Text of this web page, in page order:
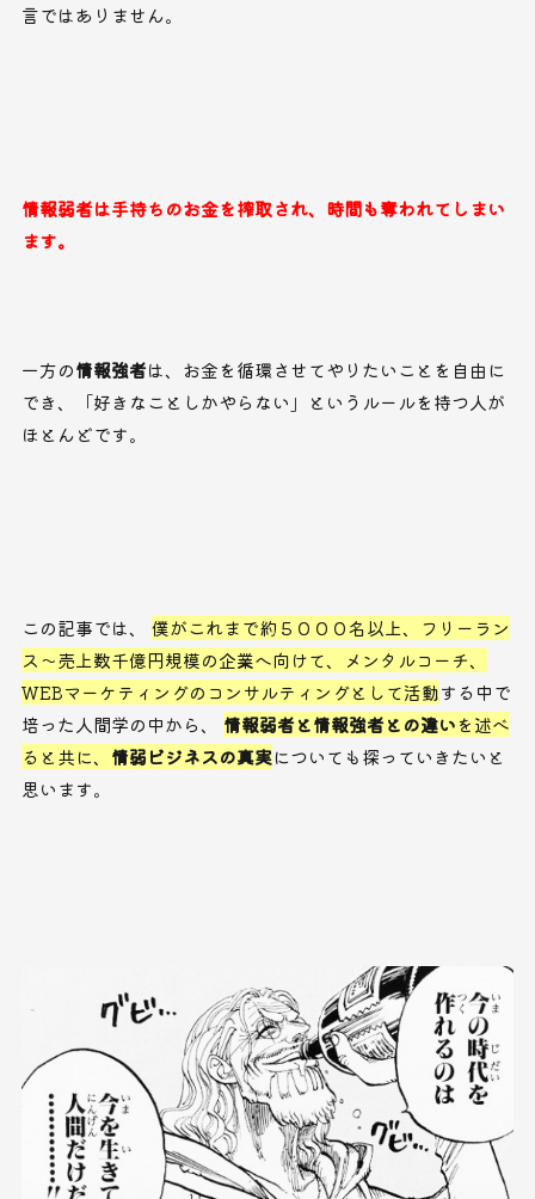
言ではありません。
情報弱者は手持ちのお金を搾取され、時間も奪われてしまい
ます。
一方の情報強者は、お金を循環させてやりたいことを自由に
でき、「好きなことしかやらない」というルールを持つ人が
ほとんどです。
この記事では、 僕がこれまで約５０００名以上、フリーラン
ス〜売上数千億円規模の企業へ向けて、メンタルコーチ、
WEBマーケティングのコンサルティングとして活動する中で
培った人間学の中から、 情報弱者と情報強者との違いを述べ
ると共に、 情弱ビジネスの真実についても探っていきたいと
思います。